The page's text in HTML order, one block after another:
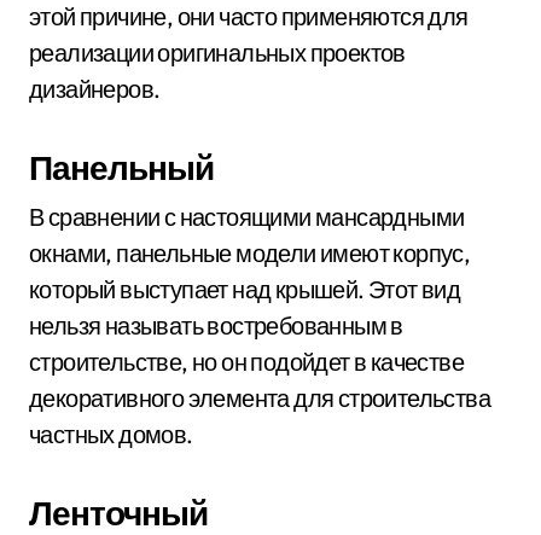
этой причине, они часто применяются для
реализации оригинальных проектов
дизайнеров.
Панельный
В сравнении с настоящими мансардными
окнами, панельные модели имеют корпус,
который выступает над крышей. Этот вид
нельзя называть востребованным в
строительстве, но он подойдет в качестве
декоративного элемента для строительства
частных домов.
Ленточный